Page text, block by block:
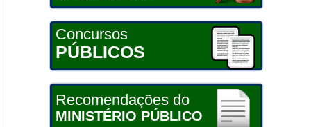
Concursos
PÚBLICOS
Recomendações do
MINISTÉRIO PÚBLICO